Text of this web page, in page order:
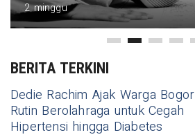
2 minggu
BERITA TERKINI
Dedie Rachim Ajak Warga Bogor
Rutin Berolahraga untuk Cegah
Hipertensi hingga Diabetes